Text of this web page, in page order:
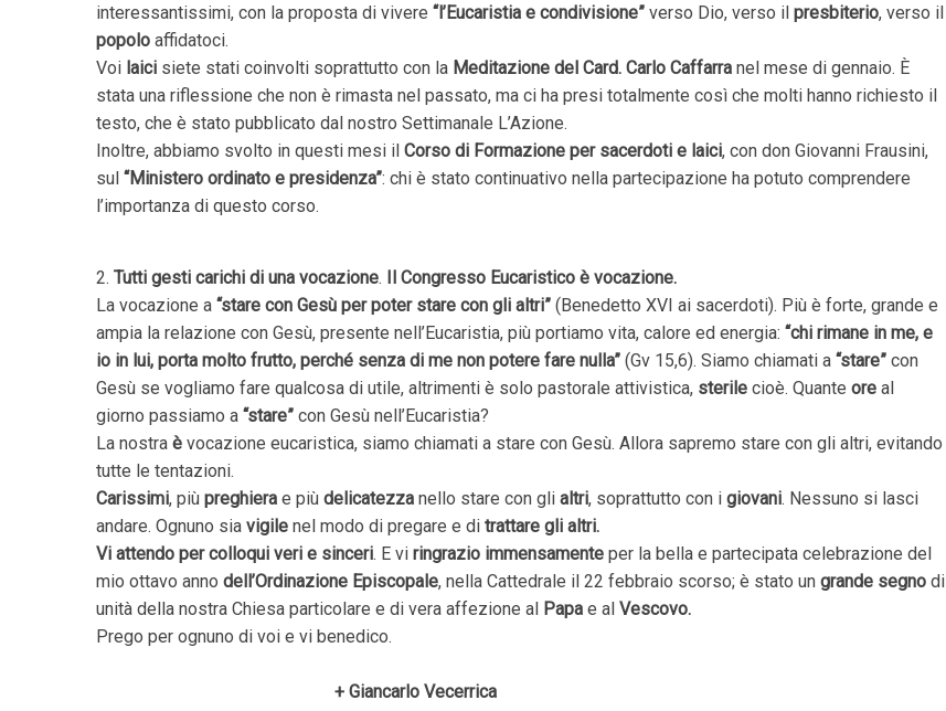
interessantissimi, con la proposta di vivere “l’Eucaristia e condivisione” verso Dio, verso il presbiterio, verso il
popolo affidatoci.
Voi laici siete stati coinvolti soprattutto con la Meditazione del Card. Carlo Caffarra nel mese di gennaio. È
stata una riflessione che non è rimasta nel passato, ma ci ha presi totalmente così che molti hanno richiesto il
testo, che è stato pubblicato dal nostro Settimanale L’Azione.
Inoltre, abbiamo svolto in questi mesi il Corso di Formazione per sacerdoti e laici, con don Giovanni Frausini,
sul “Ministero ordinato e presidenza”: chi è stato continuativo nella partecipazione ha potuto comprendere
l’importanza di questo corso.
2. Tutti gesti carichi di una vocazione. Il Congresso Eucaristico è vocazione.
La vocazione a “stare con Gesù per poter stare con gli altri” (Benedetto XVI ai sacerdoti). Più è forte, grande e
ampia la relazione con Gesù, presente nell’Eucaristia, più portiamo vita, calore ed energia: “chi rimane in me, e
io in lui, porta molto frutto, perché senza di me non potere fare nulla” (Gv 15,6). Siamo chiamati a “stare” con
Gesù se vogliamo fare qualcosa di utile, altrimenti è solo pastorale attivistica, sterile cioè. Quante ore al
giorno passiamo a “stare” con Gesù nell’Eucaristia?
La nostra è vocazione eucaristica, siamo chiamati a stare con Gesù. Allora sapremo stare con gli altri, evitando
tutte le tentazioni.
Carissimi, più preghiera e più delicatezza nello stare con gli altri, soprattutto con i giovani. Nessuno si lasci
andare. Ognuno sia vigile nel modo di pregare e di trattare gli altri.
Vi attendo per colloqui veri e sinceri. E vi ringrazio immensamente per la bella e partecipata celebrazione del
mio ottavo anno dell’Ordinazione Episcopale, nella Cattedrale il 22 febbraio scorso; è stato un grande segno di
unità della nostra Chiesa particolare e di vera affezione al Papa e al Vescovo.
Prego per ognuno di voi e vi benedico.
+ Giancarlo Vecerrica